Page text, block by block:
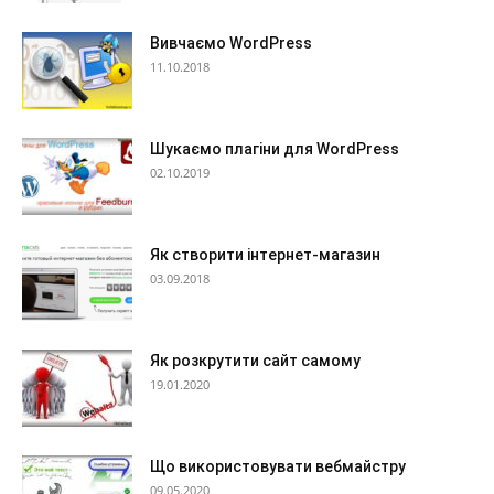
Вивчаємо WordPress
11.10.2018
Шукаємо плагіни для WordPress
02.10.2019
Як створити інтернет-магазин
03.09.2018
Як розкрутити сайт самому
19.01.2020
Що використовувати вебмайстру
09.05.2020